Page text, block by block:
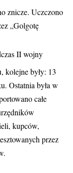
znicze. Uczczono
„Golgotę
II wojny
kolejne były: 13
Ostatnia była w
całe
kupców,
przez